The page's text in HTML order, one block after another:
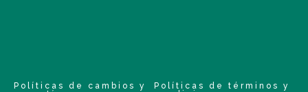
Políticas de cambios y
Políticas de términos y